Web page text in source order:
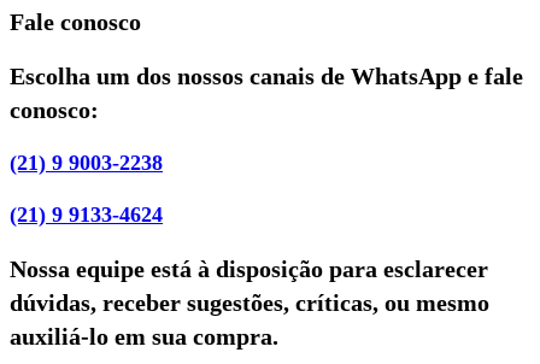
Fale conosco
Escolha um dos nossos canais de WhatsApp e fale
conosco:
(21) 9 9003-2238
(21) 9 9133-4624
Nossa equipe está à disposição para esclarecer
dúvidas, receber sugestões, críticas, ou mesmo
auxiliá-lo em sua compra.